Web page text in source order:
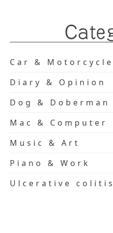
Car & Motorcycle
Diary & Opinion
Dog & Doberman
Mac & Computer
Music & Art
Piano & Work
Ulcerative